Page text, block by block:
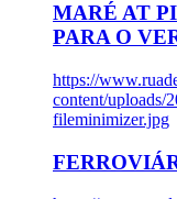
MARÉ AT
PARA O
https://
content/uploads/
fileminimizer.jpg